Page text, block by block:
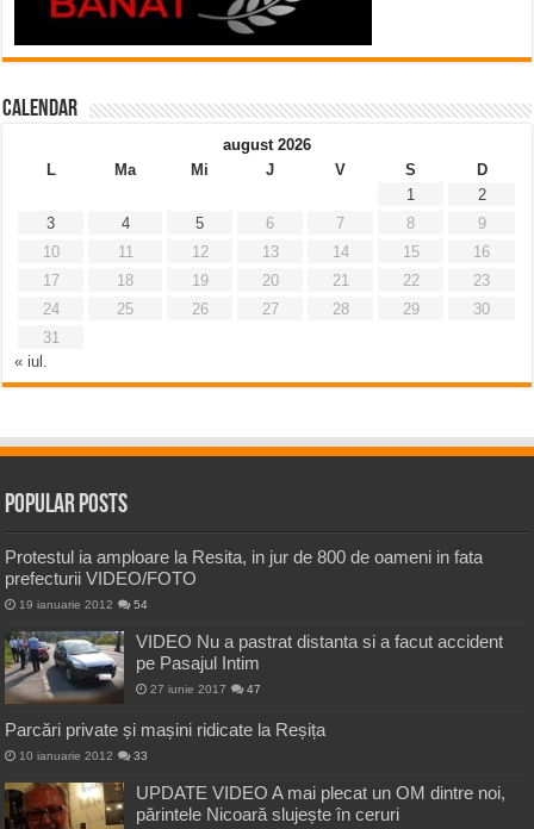
Calendar
august 2026
L
Ma Mi J V S
D
1
2
3
4 5 6 7 8
9
10
11 12 13 14 15
16
17
18 19 20 21 22
23
24
25 26 27 28 29
30
31
« iul.
Popular Posts
Protestul ia amploare la Resita, in jur de 800 de oameni in fata
prefecturii VIDEO/FOTO
19 ianuarie 2012 54
VIDEO Nu a pastrat distanta si a facut accident
pe Pasajul Intim
27 iunie 2017 47
Parcări private și mașini ridicate la Reșița
10 ianuarie 2012 33
UPDATE VIDEO A mai plecat un OM dintre noi,
părintele Nicoară slujește în ceruri